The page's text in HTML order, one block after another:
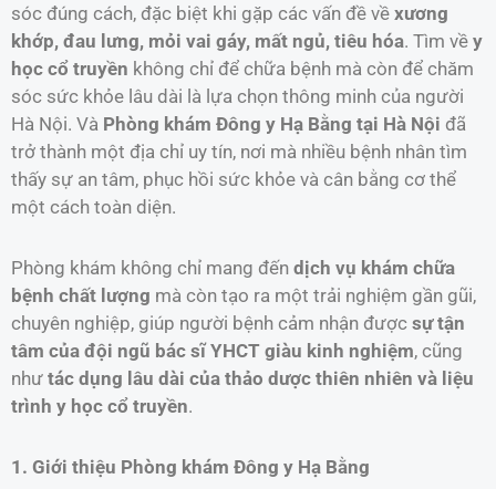
sóc đúng cách, đặc biệt khi gặp các vấn đề về xương
khớp, đau lưng, mỏi vai gáy, mất ngủ, tiêu hóa. Tìm về y
học cổ truyền không chỉ để chữa bệnh mà còn để chăm
sóc sức khỏe lâu dài là lựa chọn thông minh của người
Hà Nội. Và Phòng khám Đông y Hạ Bằng tại Hà Nội đã
trở thành một địa chỉ uy tín, nơi mà nhiều bệnh nhân tìm
thấy sự an tâm, phục hồi sức khỏe và cân bằng cơ thể
một cách toàn diện.
Phòng khám không chỉ mang đến dịch vụ khám chữa
bệnh chất lượng mà còn tạo ra một trải nghiệm gần gũi,
chuyên nghiệp, giúp người bệnh cảm nhận được sự tận
tâm của đội ngũ bác sĩ YHCT giàu kinh nghiệm, cũng
như tác dụng lâu dài của thảo dược thiên nhiên và liệu
trình y học cổ truyền.
1. Giới thiệu Phòng khám Đông y Hạ Bằng